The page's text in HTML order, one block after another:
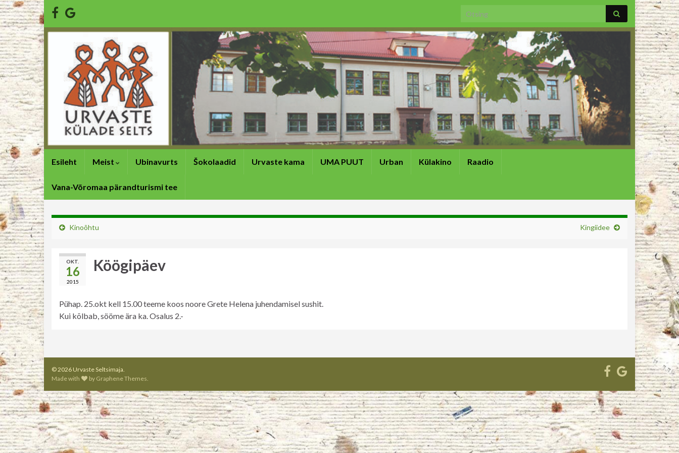
Search for:
Esileht Meist Ubinavurts Šokolaadid Urvaste kama UMA PUUT Urban Külakino Raadio
Vana-Võromaa pärandturismi tee
Kinoõhtu Kingiidee
OKT.
16
2015
Köögipäev
Pühap. 25.okt kell 15.00 teeme koos noore Grete Helena juhendamisel sushit.
Kui kõlbab, sööme ära ka. Osalus 2.-
© 2026 Urvaste Seltsimaja.
Made with
by Graphene Themes.